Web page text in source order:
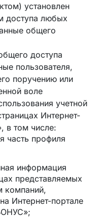
установлен
доступа любых
общего
доступа
пользователя,
поручению или
воле
учетной
Интернет-
в том числе:
часть профиля
информация
представляемых
компаний,
Интернет-портале